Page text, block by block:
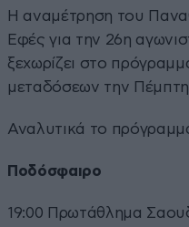
Η αναμέτρηση του
Εφές για την 26η
ξεχωρίζει στο
μεταδόσεων την
Αναλυτικά το
Ποδόσφαιρο
19:00 Πρωτάθλημα